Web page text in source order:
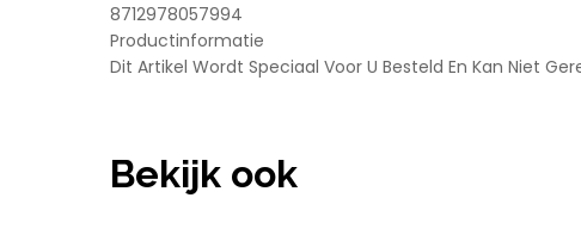
8712978057994
Productinformatie
Dit Artikel Wordt Speciaal Voor U Besteld En Kan Niet
Bekijk ook